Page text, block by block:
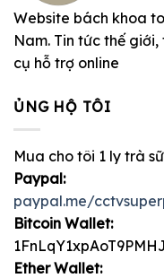
Website bách khoa
Nam. Tin tức thế giới,
cụ hỗ trợ online
ỦNG HỘ TÔI
Mua cho tôi 1 ly trà
Paypal:
paypal.me/
Bitcoin Wallet:
Ether Wallet: